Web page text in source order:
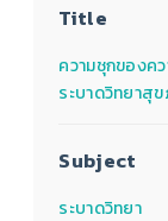
Title
ความชุกของค
ระบาดวิทยาสุ
Subject
ระบาดวิทยา